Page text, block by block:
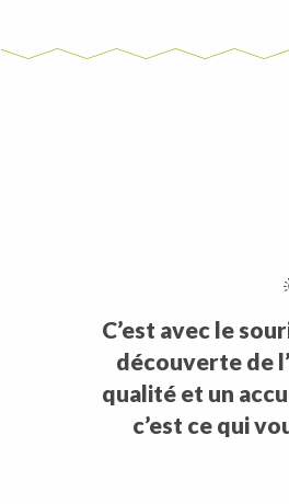
C’est avec le
découverte de
qualité et un
c’est ce qui